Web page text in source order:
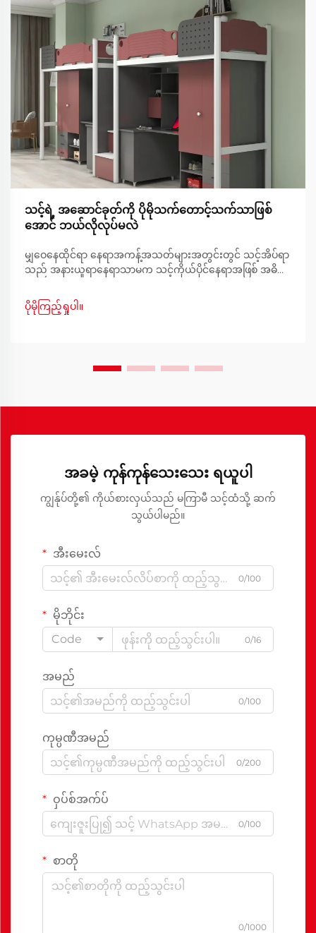
သင့်ရဲ့ အဆောင်ခုတ်ကို ပိုမိုသက်တောင့်သက်သာဖြစ်
အောင် ဘယ်လိုလုပ်မလဲ
မျှဝေနေထိုင်ရာ နေရာအကန့်အသတ်များအတွင်းတွင် သင့်အိပ်ရာ
သည် အနားယူရာနေရာသာမက သင့်ကိုယ်ပိုင်နေရာအဖြစ် အဓိက
နိုင်သော ပတ်ဝန်းကျင်ကို ဖန်တီးရာတွင် မူလတန်းတွင် နေထိုင်
ခြင်းသည် ထူးခြားသော စိန်ခေါ်မှုများကို ဖြစ်ပေါ်စေပါသည်။
ပိုမိုကြည့်ရှုပါ။
အခမဲ့ ကုန်ကုန်သေးသေး ရယူပါ
ကျွန်ုပ်တို့၏ ကိုယ်စားလှယ်သည် မကြာမီ သင့်ထံသို့ ဆက်
သွယ်ပါမည်။
အီးမေးလ်
0/100
မိုဘိုင်း
Code
0/16
အမည်
0/100
ကုမ္ပဏီအမည်
0/200
ဝှပ်စ်အက်ပ်
0/100
စာတို
0/1000